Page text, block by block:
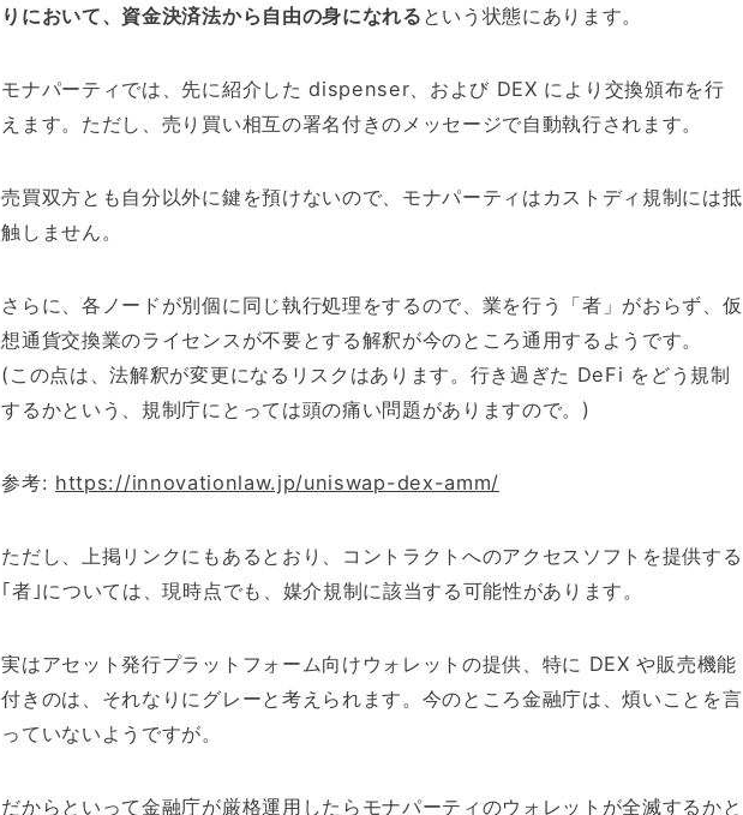
りにおいて、資金決済法から自由の身になれる という状態にあります。
モナパーティでは、先に紹介した dispenser、および DEX により交換頒布を行
えます。ただし、売り買い相互の署名付きのメッセージで自動執行されます。
売買双方とも自分以外に鍵を預けないので、モナパーティはカストディ規制には抵
触しません。
さらに、各ノードが別個に同じ執行処理をするので、業を行う「者」がおらず、仮
想通貨交換業のライセンスが不要とする解釈が今のところ通用するようです。
(この点は、法解釈が変更になるリスクはあります。行き過ぎた DeFi をどう規制
するかという、規制庁にとっては頭の痛い問題がありますので。)
参考: https://innovationlaw.jp/uniswap-dex-amm/
ただし、上掲リンクにもあるとおり、コントラクトへのアクセスソフトを提供する
｢者｣については、現時点でも、媒介規制に該当する可能性があります。
実はアセット発行プラットフォーム向けウォレットの提供、特に DEX や販売機能
付きのは、それなりにグレーと考えられます。今のところ金融庁は、煩いことを言
っていないようですが。
だからといって金融庁が厳格運用したらモナパーティのウォレットが全滅するかと